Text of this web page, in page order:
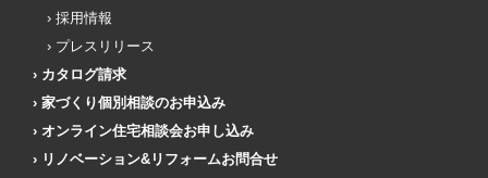
採用情報
プレスリリース
カタログ請求
家づくり個別相談のお申込み
オンライン住宅相談会お申し込み
リノベーション&リフォームお問合せ